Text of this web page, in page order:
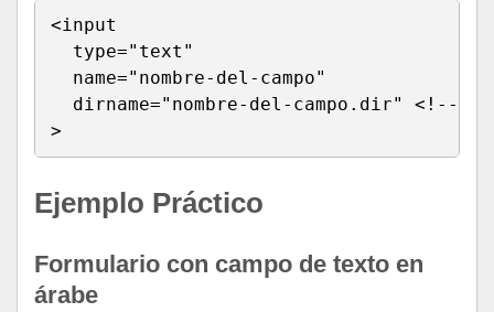
<input
  type="text"
  name="nombre-del-campo"
dirname="nombre-del-campo.dir" <!--
>
Ejemplo Práctico
Formulario con campo de texto en
árabe